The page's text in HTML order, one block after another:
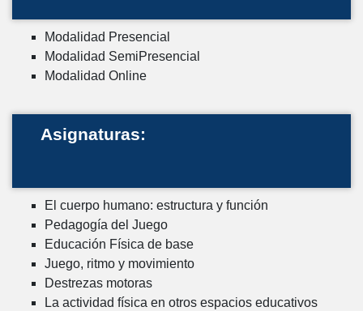
Modalidad Presencial
Modalidad SemiPresencial
Modalidad Online
Asignaturas:
El cuerpo humano: estructura y función
Pedagogía del Juego
Educación Física de base
Juego, ritmo y movimiento
Destrezas motoras
La actividad física en otros espacios educativos